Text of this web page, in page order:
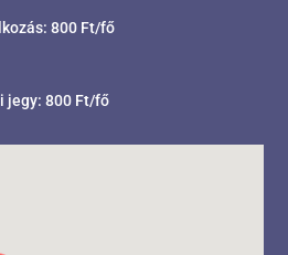
800 Ft/fő
jegy: 800 Ft/fő